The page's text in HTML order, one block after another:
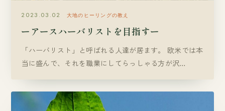
2023.03.02 大地のヒーリングの教え
ーアースハーバリストを目指すー
「ハーバリスト」と呼ばれる人達が居ます。 欧米では本
当に盛んで、それを職業にしてらっしゃる方が沢…